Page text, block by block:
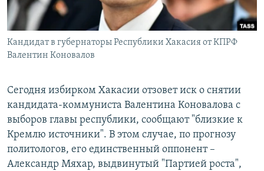
СОЦИАЛЬНЫЕ СЕТИ
Все сайты РСЕ/РС
Кандидат в губернаторы Республики Хакасия от КПРФ
Валентин Коновалов
Сегодня избирком Хакасии отзовет иск о снятии
кандидата-коммуниста Валентина Коновалова с
выборов главы республики, сообщают "близкие к
Кремлю источники". В этом случае, по прогнозу
политологов, его единственный оппонент –
Александр Мяхар, выдвинутый "Партией роста",